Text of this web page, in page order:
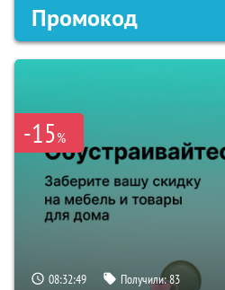
Промокод
-15%
08:32:48 Получили:83